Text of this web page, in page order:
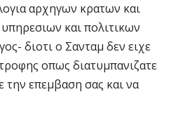
αρχηγων κρατων και
και πολιτικων
διοτι ο Σανταμ δεν ειχε
οπως διατυμπανιζατε
την επεμβαση σας και να